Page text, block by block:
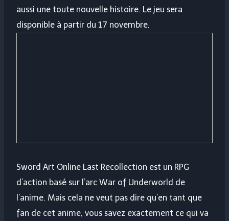
aussi une toute nouvelle histoire. Le jeu sera
disponible à partir du 17 novembre.
Sword Art Online Last Recollection est un RPG
d’action basé sur l’arc War of Underworld de
l’anime. Mais cela ne veut pas dire qu’en tant que
fan de cet anime, vous savez exactement ce qui va